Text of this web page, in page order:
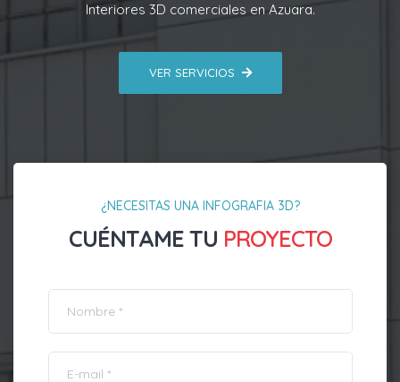
Interiores 3D comerciales en Azuara.
VER SERVICIOS
¿NECESITAS UNA INFOGRAFIA 3D?
CUÉNTAME TU PROYECTO